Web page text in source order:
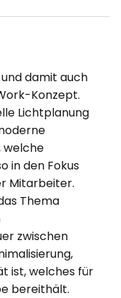
damit auch
Konzept.
Lichtplanung
welche
in den Fokus
Mitarbeiter.
Thema
zwischen
ist, welches für
bereithält.